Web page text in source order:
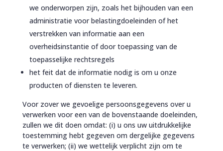
we onderworpen zijn, zoals het bijhouden van een
administratie voor belastingdoeleinden of het
verstrekken van informatie aan een
overheidsinstantie of door toepassing van de
toepasselijke rechtsregels
het feit dat de informatie nodig is om u onze
producten of diensten te leveren.
Voor zover we gevoelige persoonsgegevens over u
verwerken voor een van de bovenstaande doeleinden,
zullen we dit doen omdat: (i) u ons uw uitdrukkelijke
toestemming hebt gegeven om dergelijke gegevens
te verwerken; (ii) we wettelijk verplicht zijn om te